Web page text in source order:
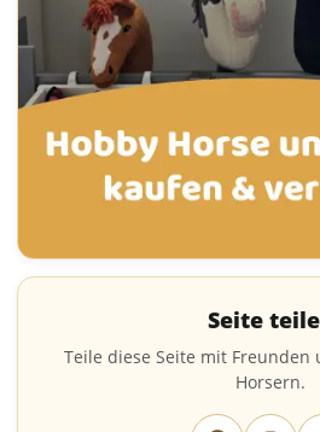
Seite
Teile diese Seite mit Freunden
Horsern.